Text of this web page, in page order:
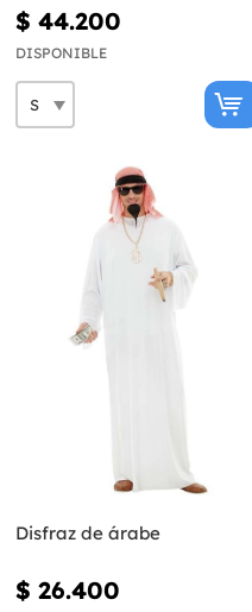
$ 44.200
DISPONIBLE
Disfraz de árabe
$ 26.400